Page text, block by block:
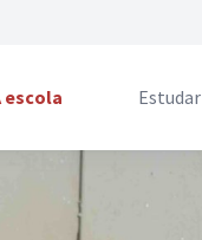
escola Estudar